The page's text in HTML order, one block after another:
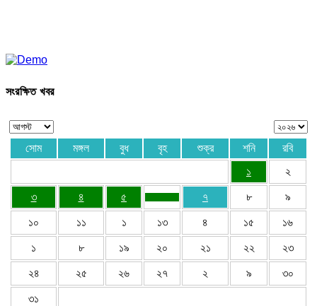
সংরক্ষিত খবর
সোম মঙ্গল বুধ বৃহ শুক্র শনি
রবি
১
২
৩ ৪ ৫ ৭ ৮ ৯
১০ ১১ ১ ১৩ ৪ ১৫ ১৬
১ ৮ ১৯ ২০ ২১ ২২ ২৩
২৪ ২৫ ২৬ ২৭ ২ ৯ ৩০
৩১